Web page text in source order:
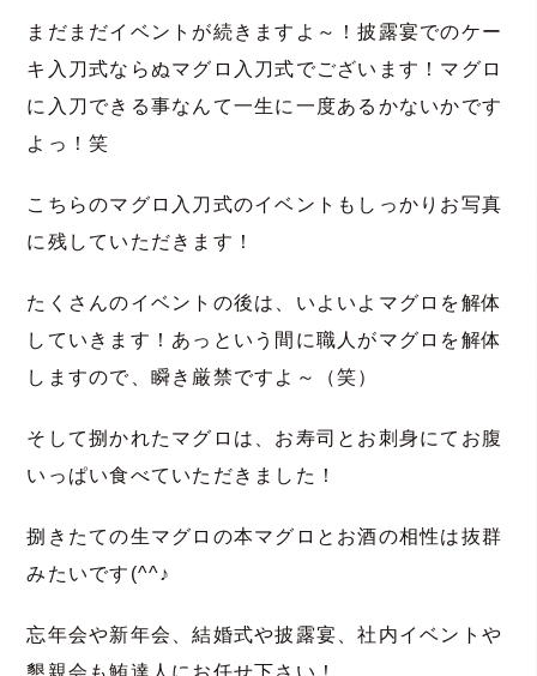
まだまだイベントが続きますよ～！披露宴でのケー
キ入刀式ならぬマグロ入刀式でございます！マグロ
に入刀できる事なんて一生に一度あるかないかです
よっ！笑
こちらのマグロ入刀式のイベントもしっかりお写真
に残していただきます！
たくさんのイベントの後は、いよいよマグロを解体
していきます！あっという間に職人がマグロを解体
しますので、瞬き厳禁ですよ～（笑）
そして捌かれたマグロは、お寿司とお刺身にてお腹
いっぱい食べていただきました！
捌きたての生マグロの本マグロとお酒の相性は抜群
みたいです(^^♪
忘年会や新年会、結婚式や披露宴、社内イベントや
懇親会も鮪達人にお任せ下さい！